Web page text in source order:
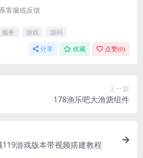
客服或反馈
服务 游戏 源码
分享 收藏 点赞(0)
上一篇
178渔乐吧大渔溏组件
游戏版本带视频搭建教程